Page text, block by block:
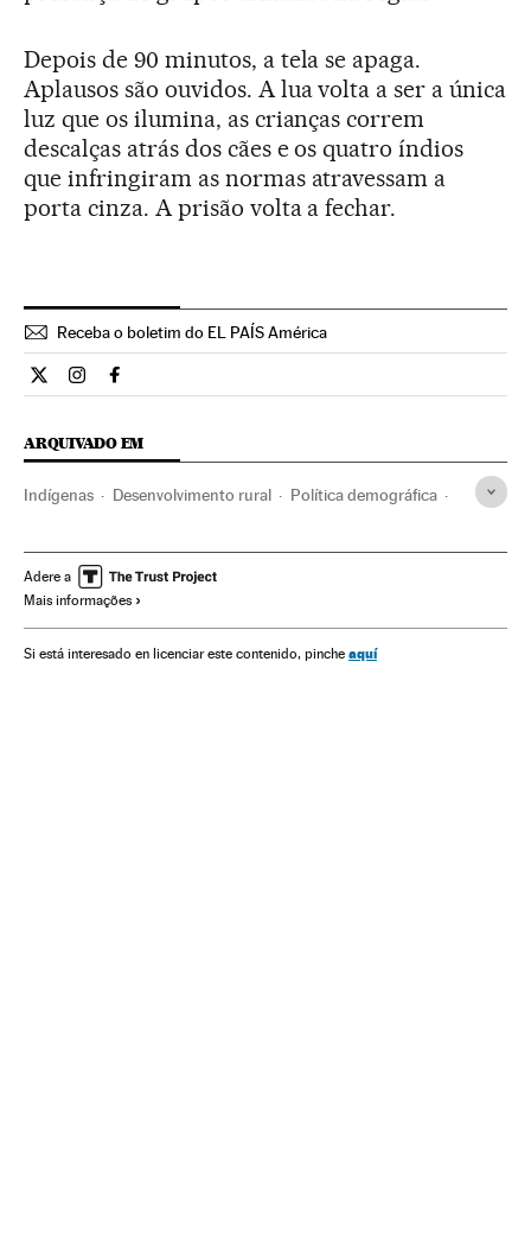
Depois de 90 minutos, a tela se apaga.
Aplausos são ouvidos. A lua volta a ser a única
luz que os ilumina, as crianças correm
descalças atrás dos cães e os quatro índios
que infringiram as normas atravessam a
porta cinza. A prisão volta a fechar.
Receba o boletim do EL PAÍS América
Cultura El País Brasil en Twitter
Cultura El País Brasil en Instagram
Cultura El País Brasil en Facebook
ARQUIVADO EM
Indígenas Desenvolvimento rural Política demográfica
Etnias América Zona rural
Adere a
Mais informações
Si está interesado en licenciar este contenido, pinche aquí